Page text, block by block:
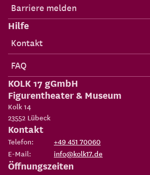
Barriere melden
Hilfe
Kontakt
FAQ
KOLK 17 gGmbH
Figurentheater & Museum
Kolk 14
23552 Lübeck
Kontakt
Telefon:
+49 451 70060
E-Mail:
info@kolk17.de
Öffnungszeiten